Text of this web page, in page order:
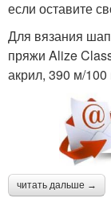
если оставите
Для вязания
пряжи Alize
акрил, 390 м/
читать дальше →